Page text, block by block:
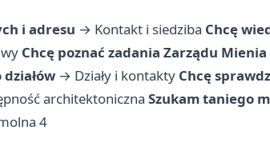
i adresu → Kontakt i siedziba Chcę
Chcę poznać zadania Zarządu Mienia
→ Działy i kontakty Chcę
architektoniczna Szukam taniego
4